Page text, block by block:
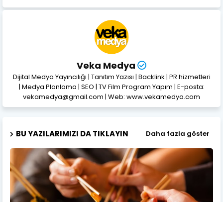
Veka Medya
Dijital Medya Yayıncılığı | Tanıtım Yazısı | Backlink | PR hizmetleri
| Medya Planlama | SEO | TV Film Program Yapım | E-posta:
vekamedya@gmail.com | Web: www.vekamedya.com
BU YAZILARIMIZI DA TIKLAYIN Daha fazla göster